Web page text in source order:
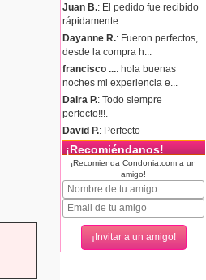
Juan B.: El pedido fue recibido
rápidamente ...
Dayanne R.: Fueron perfectos,
desde la compra h...
francisco ...: hola buenas
noches mi experiencia e...
Daira P.: Todo siempre
perfecto!!!.
David P.: Perfecto
¡Recomiéndanos!
¡Recomienda Condonia.com a un
amigo!